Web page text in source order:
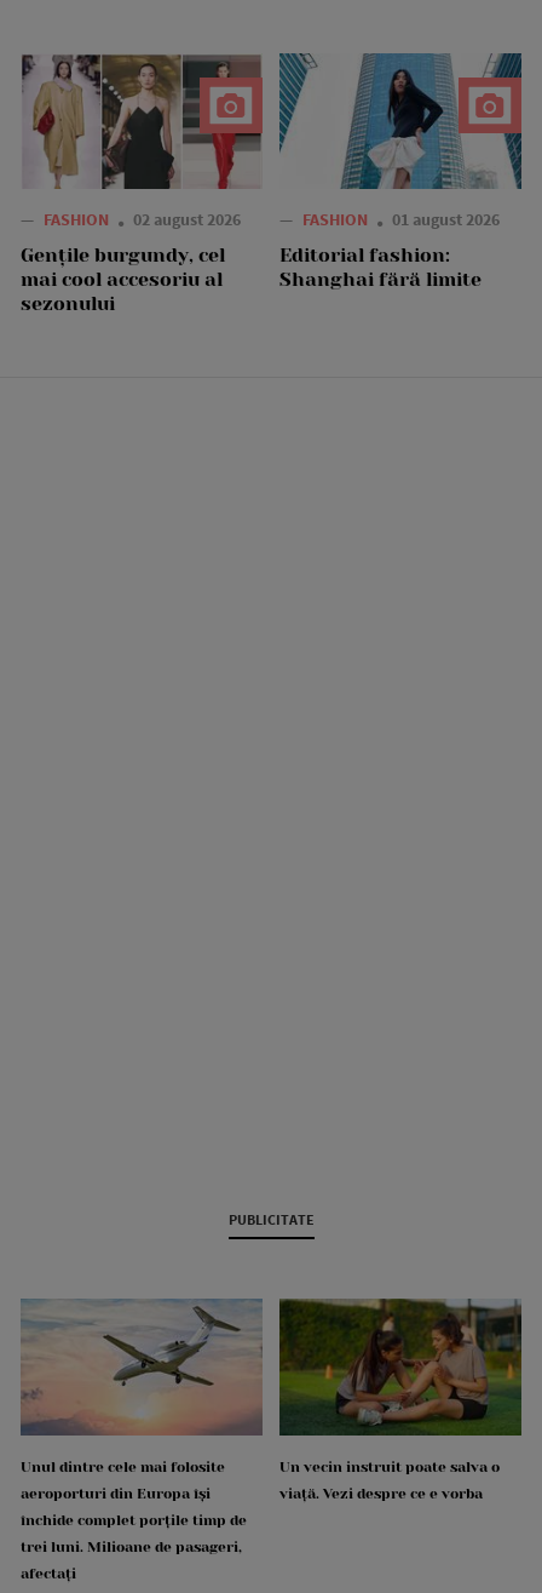
— FASHION 02 august 2026
Gențile burgundy, cel
mai cool accesoriu al
sezonului
— FASHION 01 august 2026
Editorial fashion:
Shanghai fără limite
PUBLICITATE
Unul dintre cele mai folosite
aeroporturi din Europa își
închide complet porțile timp de
trei luni. Milioane de pasageri,
afectați
Un vecin instruit poate salva o
viață. Vezi despre ce e vorba